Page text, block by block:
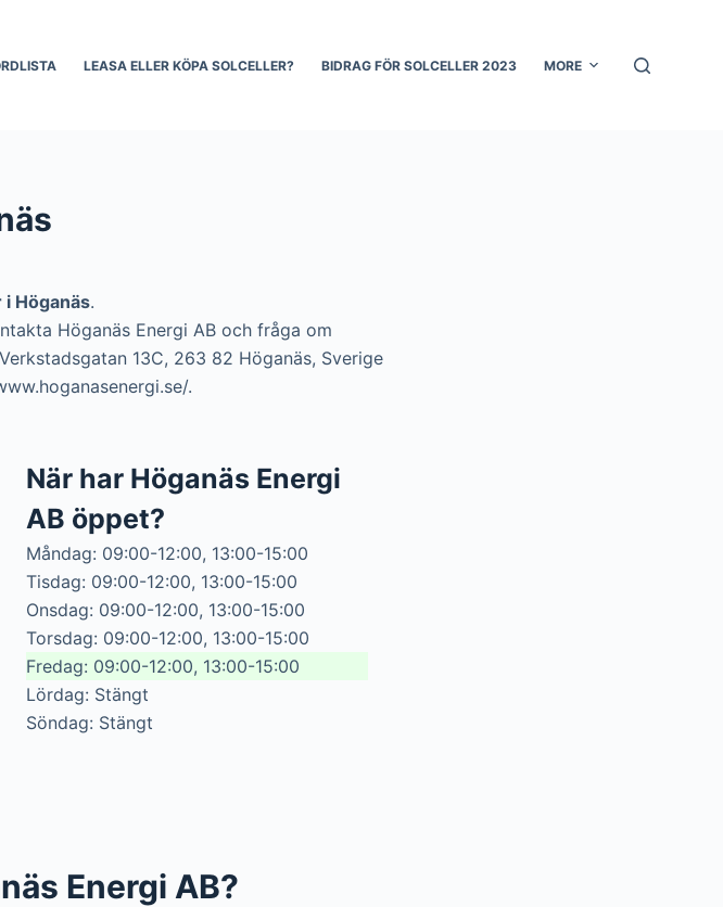
LEASA ELLER KÖPA SOLCELLER? BIDRAG FÖR SOLCELLER 2023 MORE
Höganäs.
Höganäs Energi AB och fråga om
13C, 263 82 Höganäs, Sverige
.
När har Höganäs Energi
AB öppet?
Måndag: 09:00-12:00, 13:00-15:00
Tisdag: 09:00-12:00, 13:00-15:00
Onsdag: 09:00-12:00, 13:00-15:00
Torsdag: 09:00-12:00, 13:00-15:00
Fredag: 09:00-12:00, 13:00-15:00
Lördag: Stängt
Söndag: Stängt
Energi AB?